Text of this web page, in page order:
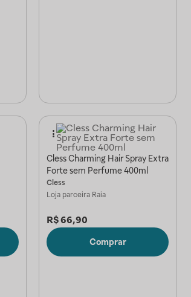
Cless Charming Hair Spray Extra
Forte sem Perfume 400ml
Cless
Loja parceira Raia
R$66,90
Comprar